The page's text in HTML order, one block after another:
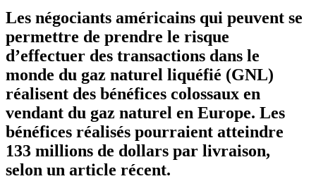
Les négociants américains qui peuvent se
permettre de prendre le risque
d’effectuer des transactions dans le
monde du gaz naturel liquéfié (GNL)
réalisent des bénéfices colossaux en
vendant du gaz naturel en Europe. Les
bénéfices réalisés pourraient atteindre
133 millions de dollars par livraison,
selon un article récent.